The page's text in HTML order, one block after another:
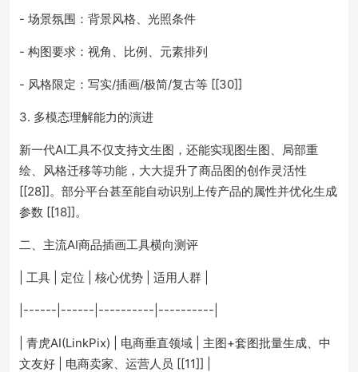
- 场景氛围：背景风格、光照条件
- 构图要求：视角、比例、元素排列
- 风格限定：写实/插画/极简/复古等 [[30]]
3. 多模态理解能力的演进
新一代AI工具不仅支持文生图，还能实现图生图、局部重
绘、风格迁移等功能，大大提升了商品图的创作灵活性
[[28]]。部分平台甚至能自动识别上传产品的属性并优化生成
参数 [[18]]。
二、主流AI商品插画工具横向测评
| 工具 | 定位 | 核心优势 | 适用人群 |
|------|------|----------|----------|
| 青虎AI(LinkPix) | 电商垂直领域 | 主图+套图批量生成、中
文友好 | 电商卖家、运营人员 [[11]] |